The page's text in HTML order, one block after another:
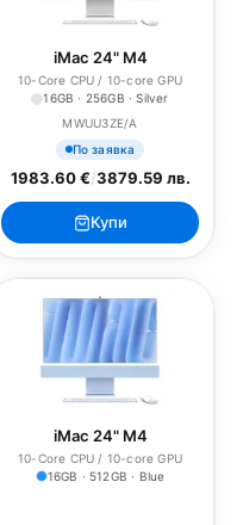
iMac 24" M4
10-Core CPU / 10-core GPU
16GB · 256GB · Silver
MWUU3ZE/A
По заявка
1983.60 €/3879.59 лв.
Купи
iMac 24" M4
10-Core CPU / 10-core GPU
16GB · 512GB · Blue